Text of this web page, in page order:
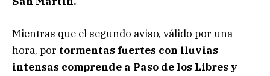
Mientras que el segundo aviso, válido por una
hora, por tormentas fuertes con lluvias
intensas comprende a Paso de los Libres y